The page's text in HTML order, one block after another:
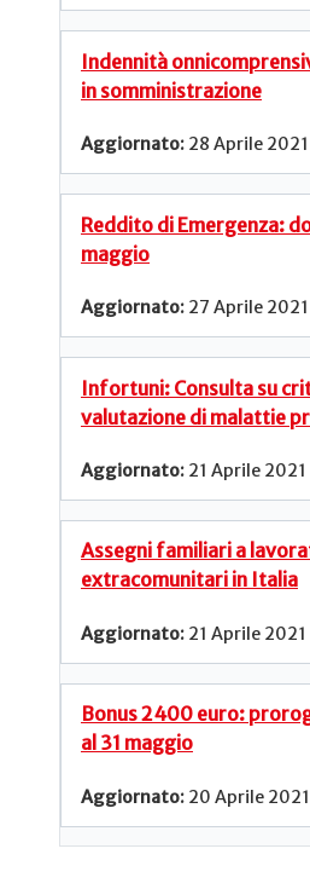
Indennità
in somministrazione
28 Aprile 2021
Reddito di Emergenza:
maggio
27 Aprile 2021
Infortuni: Consulta su
valutazione di malattie
21 Aprile 2021
Assegni familiari a
extracomunitari in Italia
21 Aprile 2021
Bonus 2400 euro:
al 31 maggio
20 Aprile 2021